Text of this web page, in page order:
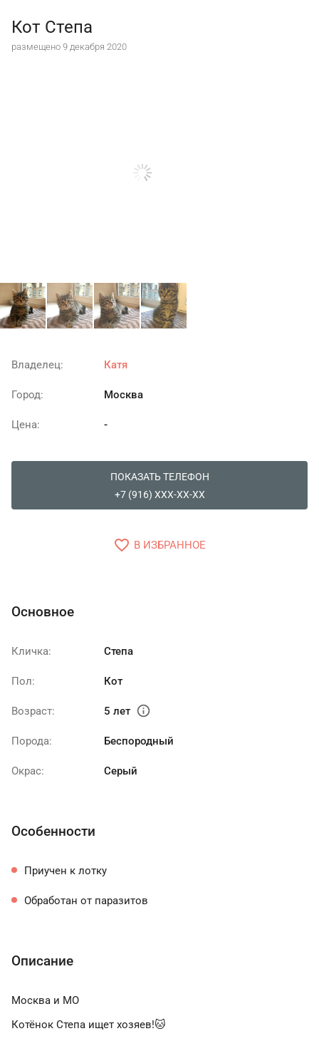
Кот Степа
размещено 9 декабря 2020
Владелец: Катя
Город: Москва
Цена: -
ПОКАЗАТЬ ТЕЛЕФОН
+7 (916) XXX-XX-XX
favorite_border В ИЗБРАННОЕ
Основное
Кличка: Степа
Пол: Кот
Возраст: 5 лет info
Порода: Беспородный
Окрас: Серый
Особенности
Приучен к лотку
Обработан от паразитов
Описание
Москва и МО
Котёнок Степа ищет хозяев!🐱